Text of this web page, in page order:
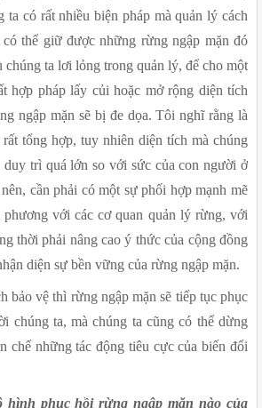
ta có rất nhiều biện pháp mà quản lý cách
thể giữ được những rừng ngập mặn đó
chúng ta lơi lỏng trong quản lý, để cho một
hợp pháp lấy củi hoặc mở rộng diện tích
ngập mặn sẽ bị đe dọa. Tôi nghĩ rằng là
tổng hợp, tuy nhiên diện tích mà chúng
duy trì quá lớn so với sức của con người ở
cần phải có một sự phối hợp mạnh mẽ
phương với các cơ quan quản lý rừng, với
thời phải nâng cao ý thức của cộng đồng
diện sự bền vững của rừng ngập mặn.
bảo vệ thì rừng ngập mặn sẽ tiếp tục phục
chúng ta, mà chúng ta cũng có thể dừng
chế những tác động tiêu cực của biến đổi
hình phục hồi rừng ngập mặn nào của